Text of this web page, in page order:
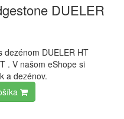
DUELER
dezénom DUELER HT
. V našom eShope si
a dezénov.